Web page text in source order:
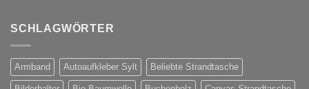
SCHLAGWÖRTER
Armband Autoaufkleber Sylt Beliebte Strandtasche